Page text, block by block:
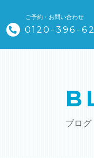
ご予約・お問い合わせ
0120-396-
ブログ